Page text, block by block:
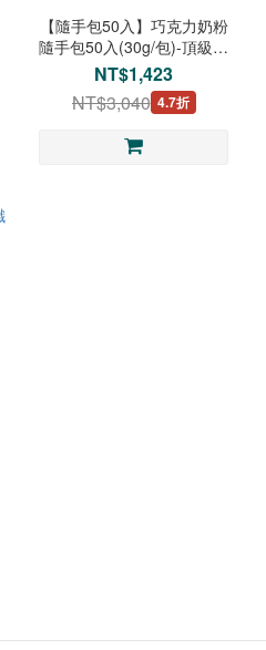
【隨手包50入】巧克力奶粉
隨手包50入(30g/包)-頂級可
可粉濃郁絲滑
NT$1,423
NT$3,040 4.7折